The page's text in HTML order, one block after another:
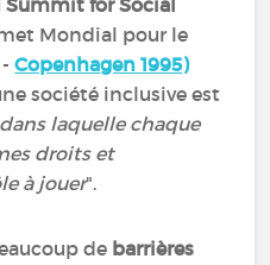
Summit for Social
Mondial pour le
-Copenhagen 1995)
société inclusive est
laquelle chaque
droits et
à jouer".
de barrières